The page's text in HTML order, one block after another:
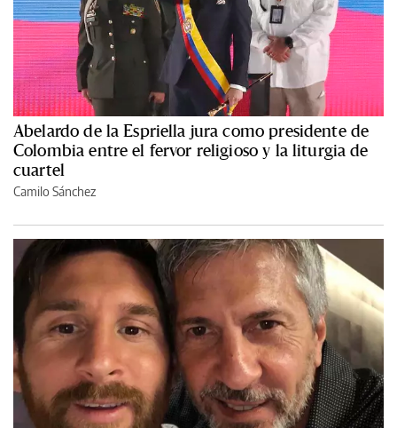
Abelardo de la Espriella jura como presidente de
Colombia entre el fervor religioso y la liturgia de
cuartel
Camilo Sánchez